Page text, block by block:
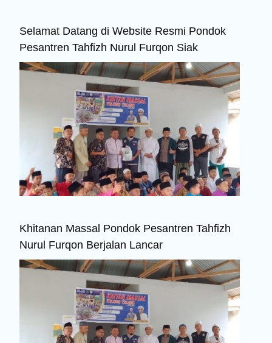
Selamat Datang di Website Resmi Pondok
Pesantren Tahfizh Nurul Furqon Siak
Khitanan Massal Pondok Pesantren Tahfizh
Nurul Furqon Berjalan Lancar